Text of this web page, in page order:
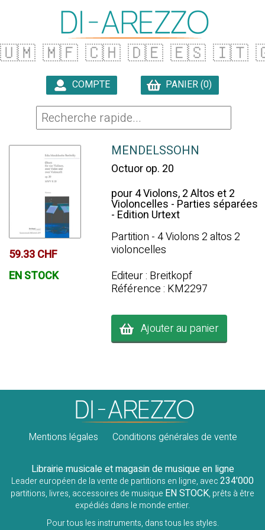
🇺🇲 🇲🇫 🇨🇭 🇩🇪 🇪🇸 🇮🇹
COMPTE PANIER (0)
59.33 CHF
EN STOCK
MENDELSSOHN
Octuor op. 20
pour 4 Violons, 2 Altos et 2
Violoncelles - Parties séparées
- Edition Urtext
Partition - 4 Violons 2 altos 2
violoncelles
Editeur : Breitkopf
Référence : KM2297
Ajouter au panier
Mentions légales Conditions générales de vente
Librairie musicale et magasin de musique en ligne
Leader européen de la vente de partitions en ligne, avec234'000
partitions, livres, accessoires de musique EN STOCK, prêts à être
expédiés dans le monde entier.
Pour tous les instruments, dans tous les styles.